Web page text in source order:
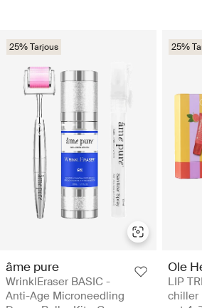
25% Tarjous
âme pure
WrinklEraser BASIC -
Anti-Age Microneedling
25%
Ole
LIP
chiller